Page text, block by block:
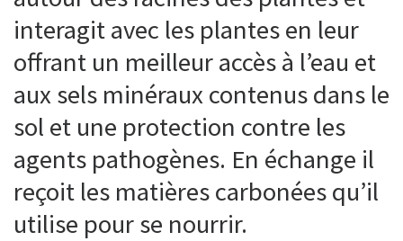
interagit avec les plantes en leur
offrant un meilleur accès à l’eau et
aux sels minéraux contenus dans le
sol et une protection contre les
agents pathogènes. En échange il
reçoit les matières carbonées qu’il
utilise pour se nourrir.